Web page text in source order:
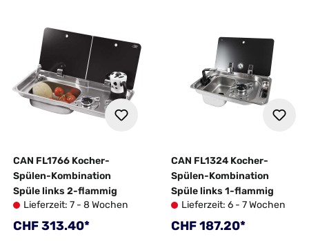
CAN FL1766 Kocher-
Spülen-Kombination
Spüle links 2-flammig
Lieferzeit: 7 - 8 Wochen
Regulärer Preis:
CHF 313.40*
CAN FL1324 Kocher-
Spülen-Kombination
Spüle links 1-flammig
Lieferzeit: 6 - 7 Wochen
Regulärer Preis:
CHF 187.20*